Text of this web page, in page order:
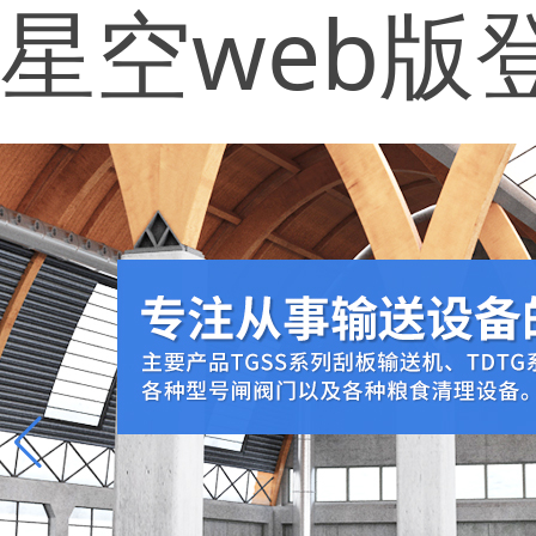
星空web版